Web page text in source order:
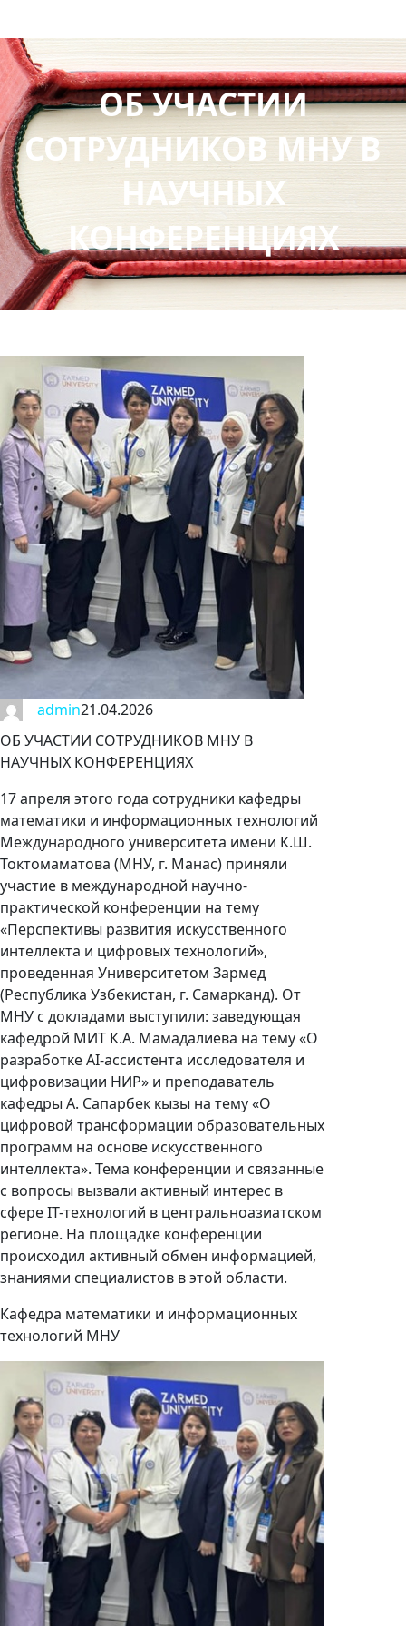
ОБ УЧАСТИИ
СОТРУДНИКОВ МНУ В
НАУЧНЫХ
КОНФЕРЕНЦИЯХ
admin21.04.2026
ОБ УЧАСТИИ СОТРУДНИКОВ МНУ В
НАУЧНЫХ КОНФЕРЕНЦИЯХ
17 апреля этого года сотрудники кафедры
математики и информационных технологий
Международного университета имени К.Ш.
Токтомаматова (МНУ, г. Манас) приняли
участие в международной научно-
практической конференции на тему
«Перспективы развития искусственного
интеллекта и цифровых технологий»,
проведенная Университетом Зармед
(Республика Узбекистан, г. Самарканд). От
МНУ с докладами выступили: заведующая
кафедрой МИТ К.А. Мамадалиева на тему «О
разработке AI-ассистента исследователя и
цифровизации НИР» и преподаватель
кафедры А. Сапарбек кызы на тему «О
цифровой трансформации образовательных
программ на основе искусственного
интеллекта». Тема конференции и связанные
с вопросы вызвали активный интерес в
сфере IT-технологий в центральноазиатском
регионе. На площадке конференции
происходил активный обмен информацией,
знаниями специалистов в этой области.
Кафедра математики и информационных
технологий МНУ